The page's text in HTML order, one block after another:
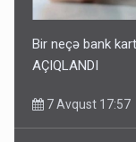
Bir neçə bank
AÇIQLANDI
7 Avqust 17:57